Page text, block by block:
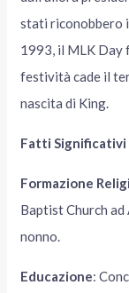
stati riconobbero
1993, il MLK Day
festività cade il
nascita di King.
Fatti Significativi
Formazione
Baptist Church ad
nonno.
Educazione: